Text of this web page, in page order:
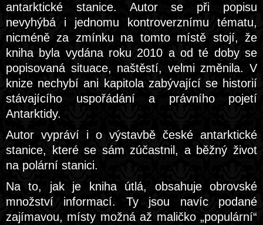
antarktické stanice. Autor se při popisu
nevyhýbá i jednomu kontroverznímu tématu,
nicméně za zmínku na tomto místě stojí, že
kniha byla vydána roku 2010 a od té doby se
popisovaná situace, naštěstí, velmi změnila. V
knize nechybí ani kapitola zabývající se historií
stávajícího uspořádání a právního pojetí
Antarktidy.
Autor vypráví i o výstavbě české antarktické
stanice, které se sám zúčastnil, a běžný život
na polární stanici.
Na to, jak je kniha útlá, obsahuje obrovské
množství informací. Ty jsou navíc podané
zajímavou, místy možná až maličko „populární“